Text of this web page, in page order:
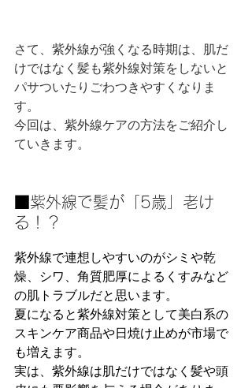
さて、紫外線が強くなる時期は、肌だ
けではなく髪も紫外線対策をしないと
パサついたりごわつきやすくなりま
す。
今回は、紫外線ケアの方法をご紹介し
ていきます。
■紫外線で髪が「5歳」老け
る！？
紫外線で連想しやすいのがシミや乾
燥、シワ、角質肥厚によるくすみなど
の肌トラブルだと思います。
夏になると紫外線対策として美白系の
スキンケア商品や日焼け止めが市場で
も増えます。
実は、紫外線は肌だけではなく髪や頭